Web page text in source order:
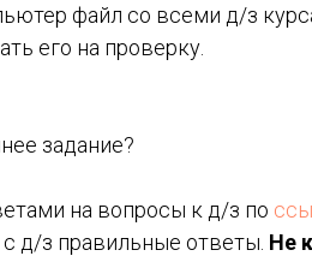
файл со всеми д/з
его на проверку.
задание?
на вопросы к д/з по
д/з правильные ответы. Не